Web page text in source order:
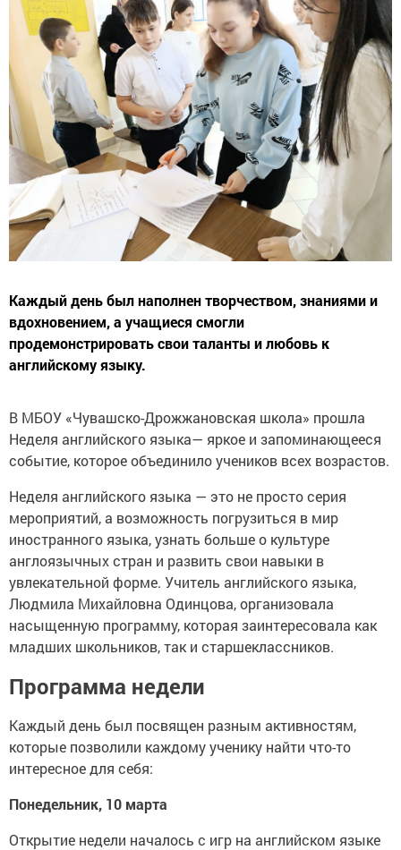
Каждый день был наполнен творчеством, знаниями и
вдохновением, а учащиеся смогли
продемонстрировать свои таланты и любовь к
английскому языку.
В МБОУ «Чувашско-Дрожжановская школа» прошла
Неделя английского языка— яркое и запоминающееся
событие, которое объединило учеников всех возрастов.
Неделя английского языка — это не просто серия
мероприятий, а возможность погрузиться в мир
иностранного языка, узнать больше о культуре
англоязычных стран и развить свои навыки в
увлекательной форме. Учитель английского языка,
Людмила Михайловна Одинцова, организовала
насыщенную программу, которая заинтересовала как
младших школьников, так и старшеклассников.
Программа недели
Каждый день был посвящен разным активностям,
которые позволили каждому ученику найти что-то
интересное для себя:
Понедельник, 10 марта
Открытие недели началось с игр на английском языке